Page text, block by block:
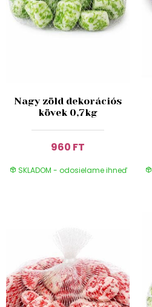
Nagy zöld dekorációs
kövek 0,7kg
960 FT
SKLADOM - odosielame ihneď